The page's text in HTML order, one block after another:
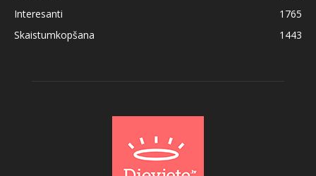
Interesanti
1765
Skaistumkopšana
1443